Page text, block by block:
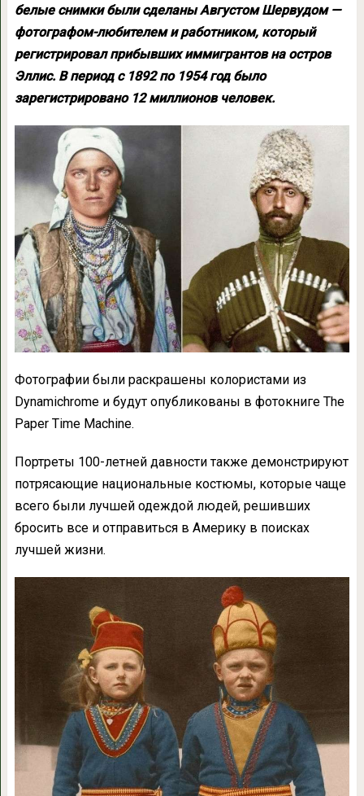
белые снимки были сделаны Августом Шервудом —
фотографом-любителем и работником, который
регистрировал прибывших иммигрантов на остров
Эллис. В период с 1892 по 1954 год было
зарегистрировано 12 миллионов человек.
Фотографии были раскрашены колористами из
Dynamichrome и будут опубликованы в фотокниге The
Paper Time Machine.
Портреты 100-летней давности также демонстрируют
потрясающие национальные костюмы, которые чаще
всего были лучшей одеждой людей, решивших
бросить все и отправиться в Америку в поисках
лучшей жизни.